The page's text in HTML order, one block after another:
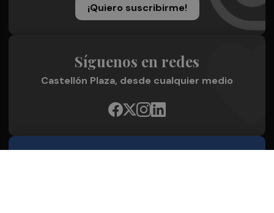
¡Quiero suscribirme!
Síguenos en redes
Castellón Plaza, desde cualquier medio